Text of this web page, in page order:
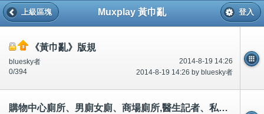
Muxplay 黃巾亂
上級區塊 登入
《黃巾亂》版規
2014-8-19 14:26
bluesky者
2014-8-19 14:26 by bluesky者
0/394
購物中心廁所、男廁女廁、商場廁所,醫生記者、私家偵探衣服、手錶、鈕扣、針孔攝影機偷偷錄影、影相-公開